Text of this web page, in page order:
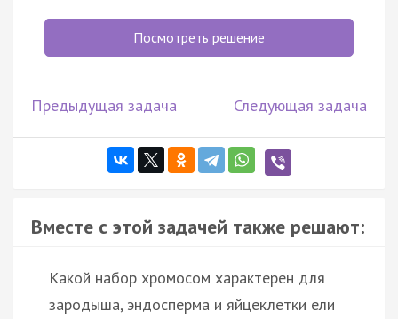
Посмотреть решение
Предыдущая задача Следующая задача
Вместе с этой задачей также решают:
Какой набор хромосом характерен для
зародыша, эндосперма и яйцеклетки ели